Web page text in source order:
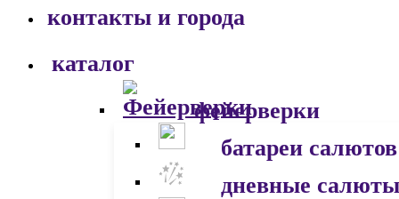
контакты и города
каталог
фейерверки
батареи салютов
дневные салюты